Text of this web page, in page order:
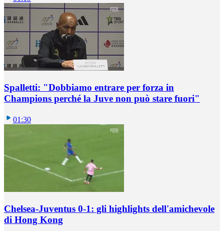
Spalletti: "Dobbiamo entrare per forza in
Champions perché la Juve non può stare fuori"
01:30
Chelsea-Juventus 0-1: gli highlights dell'amichevole
di Hong Kong